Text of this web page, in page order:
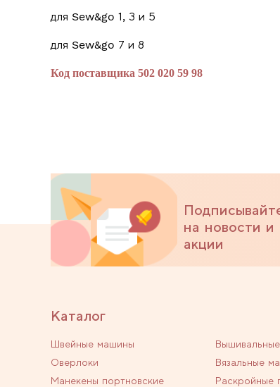
для Sew&go 1, 3 и 5
для Sew&go 7 и 8
Код поставщика 502 020 59 98
на новости и
акции
Каталог
Швейные машины
Оверлоки
Вязальные
Манекены портновские
Раскройные